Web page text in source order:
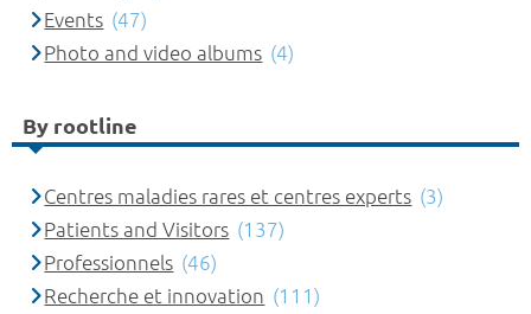
Events (47)
Photo and video albums (4)
By rootline
Centres maladies rares et centres experts (3)
Patients and Visitors (137)
Professionnels (46)
Recherche et innovation (111)